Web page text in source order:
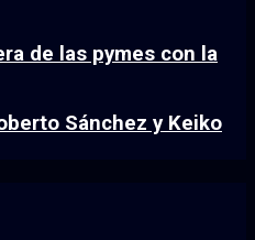
de las pymes con la
Sánchez y Keiko